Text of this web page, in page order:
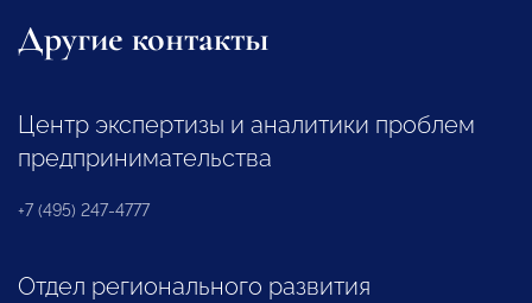
Другие контакты
Центр экспертизы и аналитики проблем
предпринимательства
+7 (495) 247-4777
Отдел регионального развития